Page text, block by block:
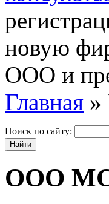
новую
ООО и
Главная »
Поиск по сайту:
ООО